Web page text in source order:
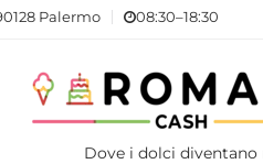
Palermo 08:30–18:30
Dove i dolci diventano